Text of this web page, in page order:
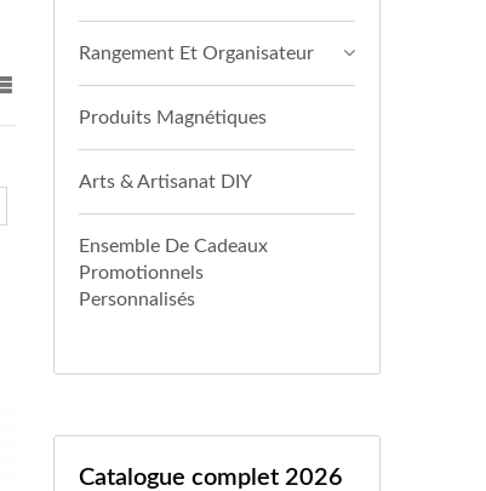
Rangement Et Organisateur
Produits Magnétiques
Arts & Artisanat DIY
Ensemble De Cadeaux
Promotionnels
Personnalisés
Catalogue complet 2026